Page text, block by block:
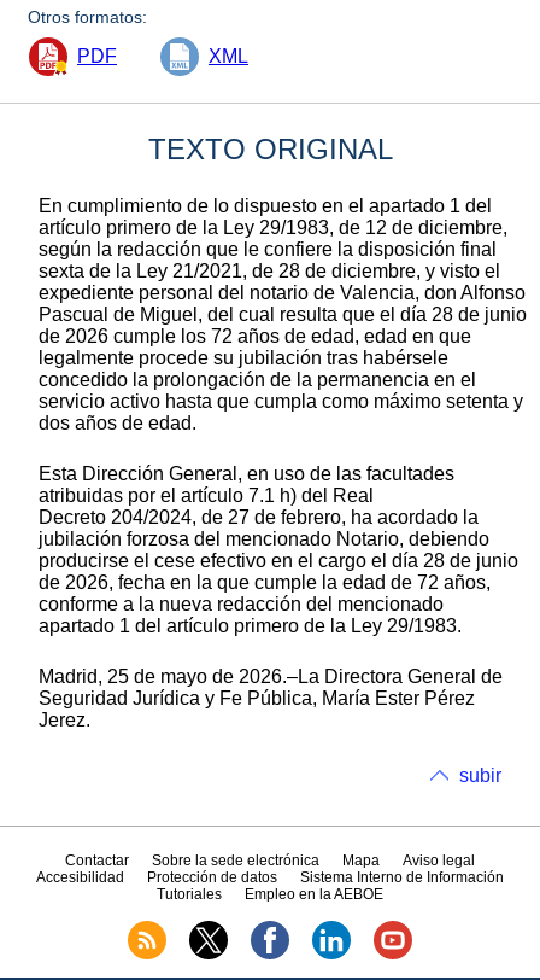
Otros formatos:
PDF XML
TEXTO ORIGINAL
En cumplimiento de lo dispuesto en el apartado 1 del
artículo primero de la Ley 29/1983, de 12 de diciembre,
según la redacción que le confiere la disposición final
sexta de la Ley 21/2021, de 28 de diciembre, y visto el
expediente personal del notario de Valencia, don Alfonso
Pascual de Miguel, del cual resulta que el día 28 de junio
de 2026 cumple los 72 años de edad, edad en que
legalmente procede su jubilación tras habérsele
concedido la prolongación de la permanencia en el
servicio activo hasta que cumpla como máximo setenta y
dos años de edad.
Esta Dirección General, en uso de las facultades
atribuidas por el artículo 7.1 h) del Real
Decreto 204/2024, de 27 de febrero, ha acordado la
jubilación forzosa del mencionado Notario, debiendo
producirse el cese efectivo en el cargo el día 28 de junio
de 2026, fecha en la que cumple la edad de 72 años,
conforme a la nueva redacción del mencionado
apartado 1 del artículo primero de la Ley 29/1983.
Madrid, 25 de mayo de 2026.–La Directora General de
Seguridad Jurídica y Fe Pública, María Ester Pérez
Jerez.
subir
Contactar Sobre la sede electrónica Mapa
Aviso legal
Accesibilidad
Protección de datos
Sistema Interno de Información
Tutoriales
Empleo en la AEBOE